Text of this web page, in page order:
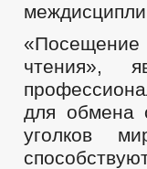
чтения»,
для обмена
уголков